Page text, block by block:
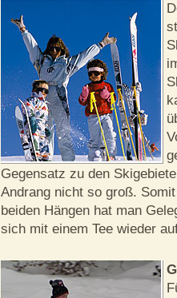
Gegensatz zu den
Andrang nicht so groß.
beiden Hängen hat man
sich mit einem Tee wieder